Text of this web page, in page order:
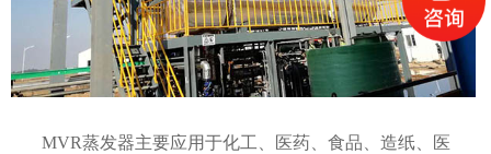
MVR蒸发器主要应用于化工、医药、食品、造纸、医